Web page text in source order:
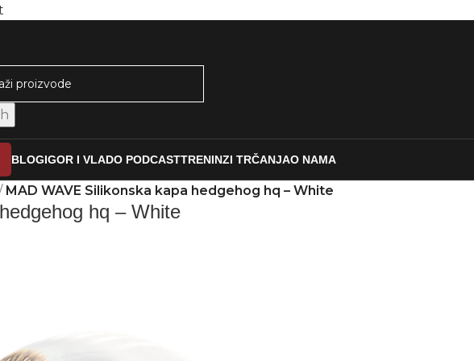
BLOGIGOR I VLADO PODCASTTRENINZI TRČANJAO NAMA
MAD WAVE Silikonska kapa hedgehog hq – White
hq – White